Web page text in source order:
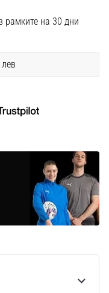
рамките на 30 дни